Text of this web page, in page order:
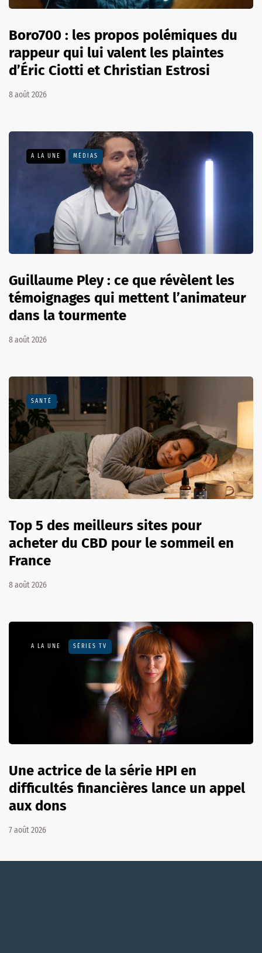
Boro700 : les propos polémiques du
rappeur qui lui valent les plaintes
d’Éric Ciotti et Christian Estrosi
8 août 2026
A LA UNE MÉDIAS
Guillaume Pley : ce que révèlent les
témoignages qui mettent l’animateur
dans la tourmente
8 août 2026
SANTÉ
Top 5 des meilleurs sites pour
acheter du CBD pour le sommeil en
France
8 août 2026
A LA UNE SÉRIES TV
Une actrice de la série HPI en
difficultés financières lance un appel
aux dons
7 août 2026